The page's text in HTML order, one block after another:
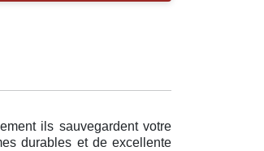
ils sauvegardent votre
durables et de excellente